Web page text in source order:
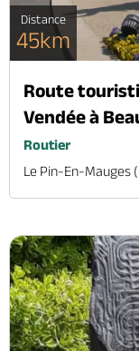
Distance
45km
Route
Vendée à
Routier
Le Pin-En-Mauges